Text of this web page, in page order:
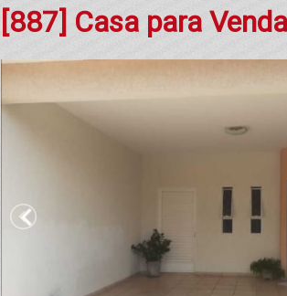
[887] Casa para